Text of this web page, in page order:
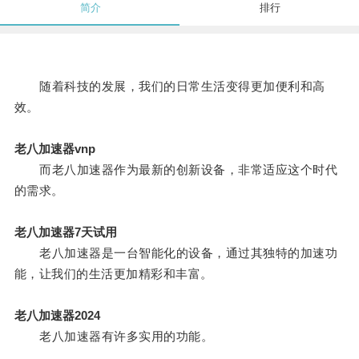
简介 排行
随着科技的发展，我们的日常生活变得更加便利和高
效。
老八加速器vnp
而老八加速器作为最新的创新设备，非常适应这个时代
的需求。
老八加速器7天试用
老八加速器是一台智能化的设备，通过其独特的加速功
能，让我们的生活更加精彩和丰富。
老八加速器2024
老八加速器有许多实用的功能。